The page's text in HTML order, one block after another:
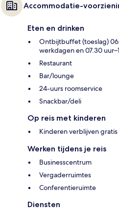
Accommodatie-
Eten en drinken
Ontbijtbuffet (toeslag)
werkdagen en 07.30
Restaurant
Bar/lounge
24-uurs roomservice
Snackbar/deli
Op reis met kinderen
Kinderen verblijven gratis
Werken tijdens je reis
Businesscentrum
Vergaderruimtes
Conferentieruimte
Diensten